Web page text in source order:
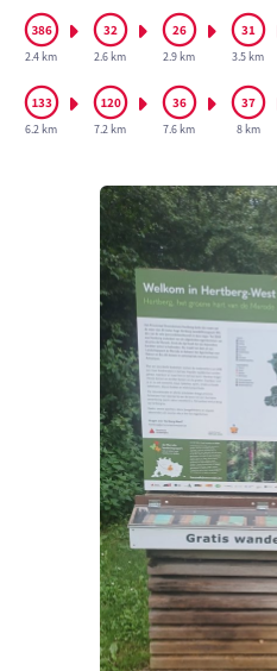
2.4 km 2.6 km 2.9 km 3.5 km
6.2 km 7.2 km 7.6 km 8 km